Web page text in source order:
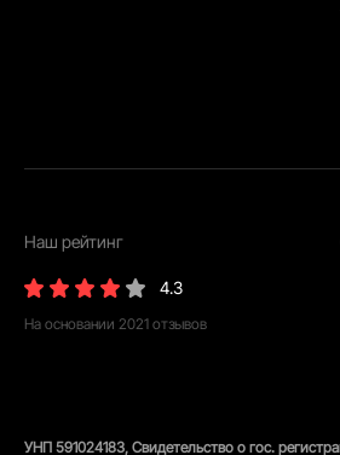
Наш рейтинг
4.3
На основании 2021 отзывов
УНП 591024183, Свидетельство о гос.